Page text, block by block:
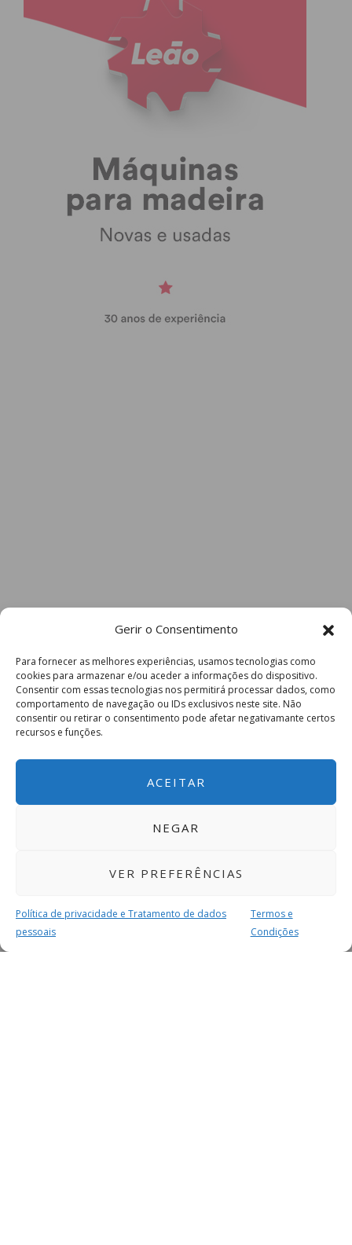
Gerir o Consentimento
Para fornecer as melhores experiências, usamos tecnologias como
cookies para armazenar e/ou aceder a informações do dispositivo.
Consentir com essas tecnologias nos permitirá processar dados, como
comportamento de navegação ou IDs exclusivos neste site. Não
consentir ou retirar o consentimento pode afetar negativamante certos
recursos e funções.
ACEITAR
NEGAR
VER PREFERÊNCIAS
Política de privacidade e Tratamento de dados
pessoais
Termos e
Condições